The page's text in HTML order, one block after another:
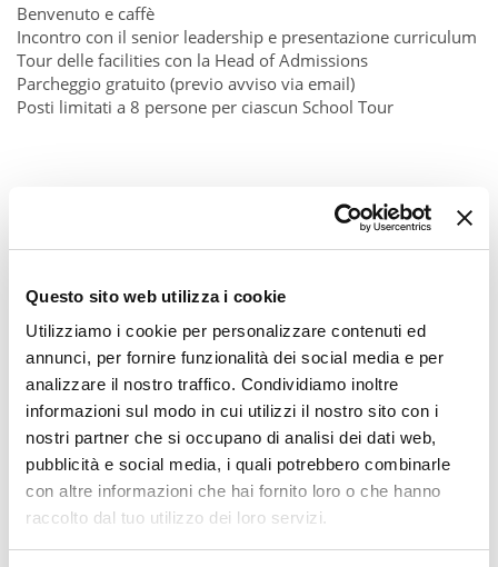
Questo sito web utilizza i cookie
Utilizziamo i cookie per personalizzare contenuti ed
annunci, per fornire funzionalità dei social media e per
analizzare il nostro traffico. Condividiamo inoltre
informazioni sul modo in cui utilizzi il nostro sito con i
nostri partner che si occupano di analisi dei dati web,
pubblicità e social media, i quali potrebbero combinarle
con altre informazioni che hai fornito loro o che hanno
raccolto dal tuo utilizzo dei loro servizi.
Benvenuto e caffè
Incontro con il senior leadership e presentazione curriculum
Tour delle facilities con la Head of Admissions
Parcheggio gratuito (previo avviso via email)
Posti limitati a 8 persone per ciascun School Tour